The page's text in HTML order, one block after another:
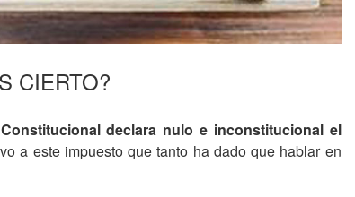
CIERTO?
declara nulo e inconstitucional el
a este impuesto que tanto ha dado que hablar en